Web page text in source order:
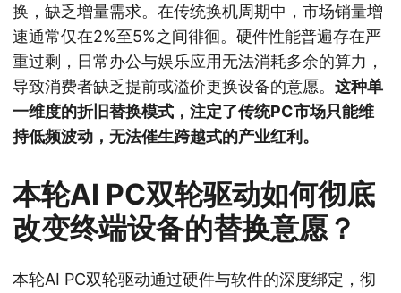
换，缺乏增量需求。在传统换机周期中，市场销量增
速通常仅在2%至5%之间徘徊。硬件性能普遍存在严
重过剩，日常办公与娱乐应用无法消耗多余的算力，
导致消费者缺乏提前或溢价更换设备的意愿。 这种单
一维度的折旧替换模式，注定了传统PC市场只能维
持低频波动，无法催生跨越式的产业红利。
本轮AI PC双轮驱动如何彻底
改变终端设备的替换意愿？
本轮AI PC双轮驱动通过硬件与软件的深度绑定，彻